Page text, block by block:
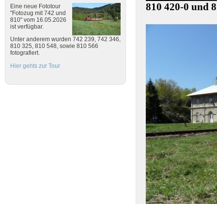
Eine neue Fototour
"Fotozug mit 742 und
810" vom 16.05.2026
ist verfügbar.
Unter anderem wurden 742 239, 742 346,
810 325, 810 548, sowie 810 566
fotografiert.
Hier gehts zur Tour
810 420-0 und